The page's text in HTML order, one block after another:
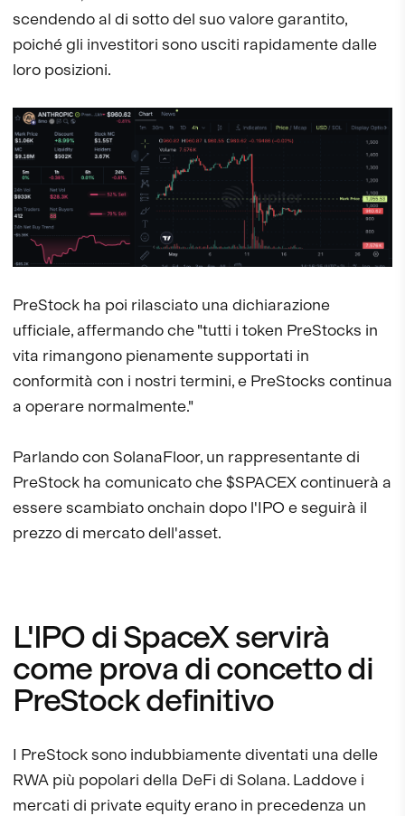
scendendo al di sotto del suo valore garantito,
poiché gli investitori sono usciti rapidamente dalle
loro posizioni.
PreStock ha poi rilasciato una dichiarazione
ufficiale, affermando che "tutti i token PreStocks in
vita rimangono pienamente supportati in
conformità con i nostri termini, e PreStocks continua
a operare normalmente."
Parlando con SolanaFloor, un rappresentante di
PreStock ha comunicato che $SPACEX continuerà a
essere scambiato onchain dopo l'IPO e seguirà il
prezzo di mercato dell'asset.
L'IPO di SpaceX servirà
come prova di concetto di
PreStock definitivo
I PreStock sono indubbiamente diventati una delle
RWA più popolari della DeFi di Solana. Laddove i
mercati di private equity erano in precedenza un